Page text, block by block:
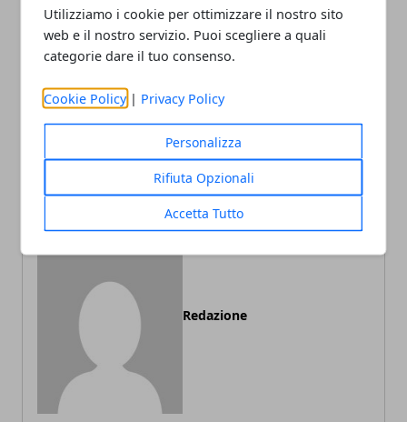
Utilizziamo i cookie per ottimizzare il nostro sito
web e il nostro servizio. Puoi scegliere a quali
categorie dare il tuo consenso.
Cookie Policy | Privacy Policy
Personalizza
Rifiuta Opzionali
Accetta Tutto
FacebookTwitterWhatsapp
Articolo Precedente
Redazione